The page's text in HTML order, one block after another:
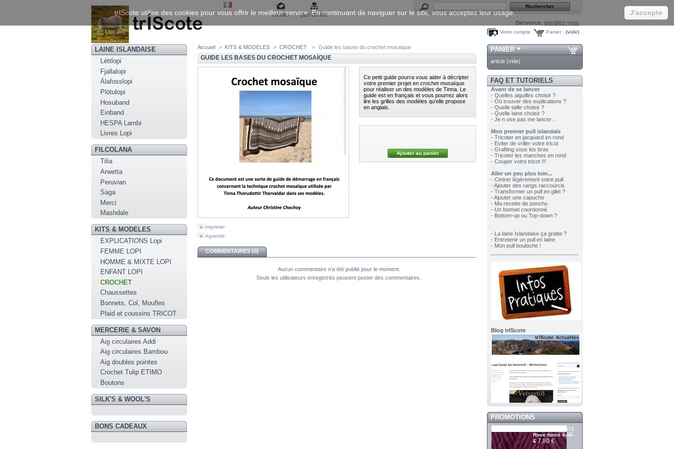
contact
plan du site
Bienvenue, identifiez-vous
Panier : (vide)
Votre compte
LAINE ISLANDAISE
Léttlopi
Fjallalopi
Álafosslopi
Plötulopi
Hosuband
Einband
HESPA Lambi
Livres Lopi
FILCOLANA
Tilia
Arwetta
Peruvian
Saga
Merci
Mashdale
KITS & MODELES
EXPLICATIONS Lopi
FEMME LOPI
HOMME & MIXTE LOPI
ENFANT LOPI
CROCHET
Chaussettes
Bonnets, Col, Moufles
Plaid et coussins TRICOT
MERCERIE & SAVON
Aig circulaires Addi
Aig circulaires Bambou
Aig doubles pointes
Crochet Tulip ETIMO
Boutons
SILK'S & WOOL'S
BONS CADEAUX
Accueil > KITS & MODELES > CROCHET > Guide les bases du crochet mosaïque
GUIDE LES BASES DU CROCHET MOSAÏQUE
Imprimer
Agrandir
Ce petit guide pourra vous aider à décripter
votre premier projet en crochet mosaïque
pour réaliser un des modèles de Tinna. Le
guide est en français et vous pourrez alors
lire les grilles des modèles qu'elle propose
en anglais.
COMMENTAIRES (0)
Aucun commentaire n'a été publié pour le moment.
Seuls les utilisateurs enregistrés peuvent poster des commentaires.
PANIER
article (vide)
FAQ ET TUTORIELS
Avant de se lancer
- Quelles aiguilles choisir ?
- Où trouver des explications ?
- Quelle taille choisir ?
- Quelle laine choisir ?
- Je n ose pas me lancer…
Mon premier pull islandais
- Tricoter en jacquard en rond
- Eviter de vriller votre tricot
- Grafting sous les bras
- Tricoter les manches en rond
- Couper votre tricot !!!
Aller un peu plus loin...
- Cintrer légèrement votre pull
- Ajouter des rangs raccourcis
- Transformer un pull en gilet ?
- Ajouter une capuche
- Ma recette de poncho
- Un bonnet coordonné
- Bottom-up ou Top-down ?
- La laine Islandaise ça gratte ?
- Entretenir un pull en laine
- Mon pull bouloche !
Blog trIScote
PROMOTIONS
Álafosslopi 2671
Rose foncé 8,00
€ 7,80 €
trIScote utilise des cookies pour vous offrir le meilleur service. En continuant de naviguer sur le site, vous acceptez leur usage. J'accepte